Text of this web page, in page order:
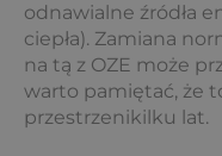
odnawialne źródła
ciepła). Zamiana
na tą z OZE może
warto pamiętać, że
przestrzenikilku lat.